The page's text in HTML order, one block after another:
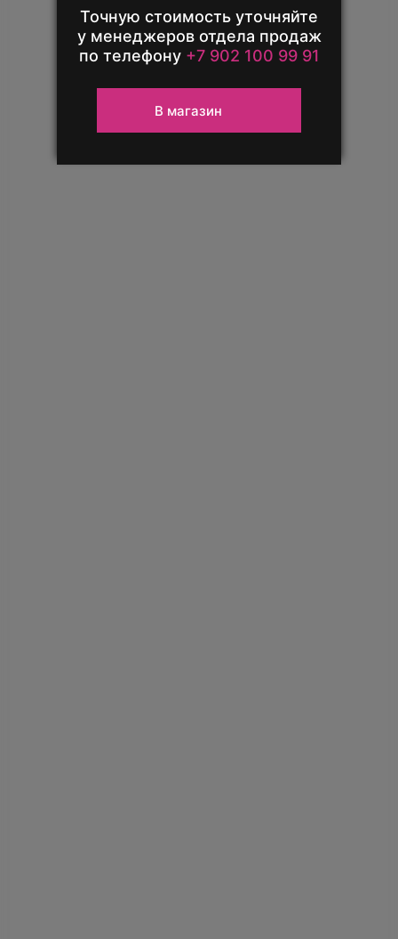
с iPhone — новый iPhone
Точную стоимость уточняйте
у менеджеров отдела продаж
по телефону +7 902 100 99 91
В магазин